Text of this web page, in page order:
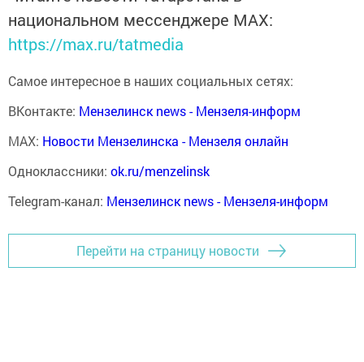
национальном мессенджере MАХ:
https://max.ru/tatmedia
Самое интересное в наших социальных сетях:
ВКонтакте: Мензелинск news - Мензеля-информ
MAX: Новости Мензелинска - Мензеля онлайн
Одноклассники: ok.ru/menzelinsk
Telegram-канал: Мензелинск news - Мензеля-информ
Перейти на страницу новости